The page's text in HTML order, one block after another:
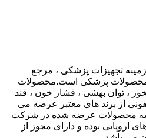
زمینه تجهیزات پزشکی ، مرجع
پزشکی است.محصولات
، توان بهشی ، فشار خون ، قند
از برند های معتبر عرضه می
محصولات عرضه شده در شرکت
اروپایی بوده و دارای مجوز از